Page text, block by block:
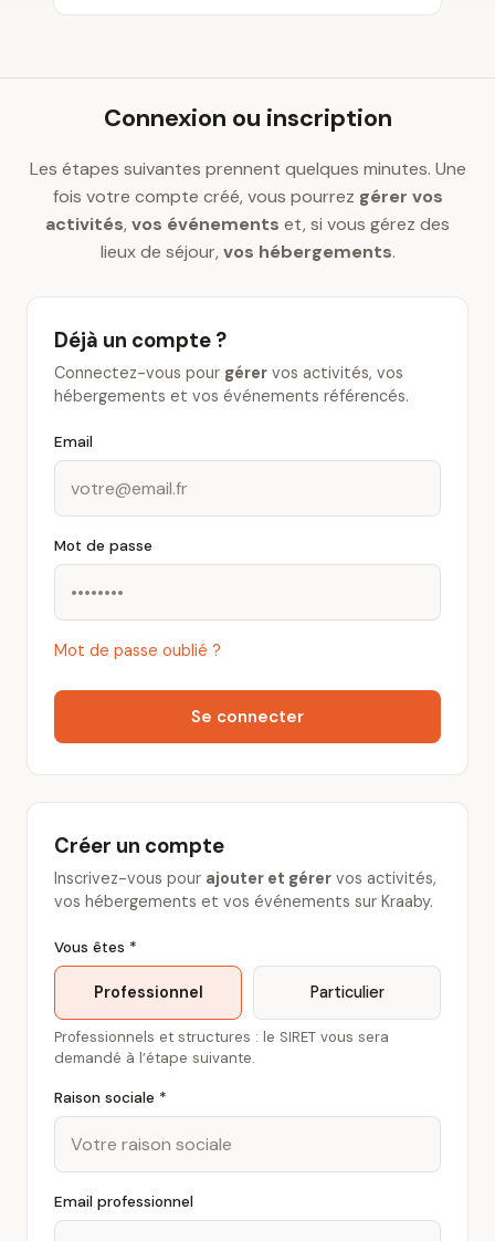
Connexion ou inscription
Les étapes suivantes prennent quelques minutes. Une
fois votre compte créé, vous pourrez gérer vos
activités, vos événements et, si vous gérez des
lieux de séjour, vos hébergements.
Déjà un compte ?
Connectez-vous pour gérer vos activités, vos
hébergements et vos événements référencés.
Email
Mot de passe
Mot de passe oublié ?
Se connecter
Créer un compte
Inscrivez-vous pour ajouter et gérer vos activités,
vos hébergements et vos événements sur Kraaby.
Vous êtes *
Professionnel Particulier
Professionnels et structures : le SIRET vous sera
demandé à l’étape suivante.
Raison sociale *
Email professionnel